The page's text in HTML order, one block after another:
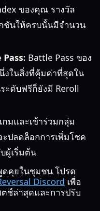
ของคุณ รางวัล
ชันให้ครบนั้นมีจำนวน
Battle Pass ของ
งในสิ่งที่คุ้มค่าที่สุดใน
ะดับฟรีก็ยังมี Reroll
กมและเข้าร่วมกลุ่ม
ะปลดล็อกการเพิ่มโชค
ผู้เริ่มต้น
คุยในชุมชน โปรด
Discord เพื่อ
ช์ล่าสุดและการปรับ